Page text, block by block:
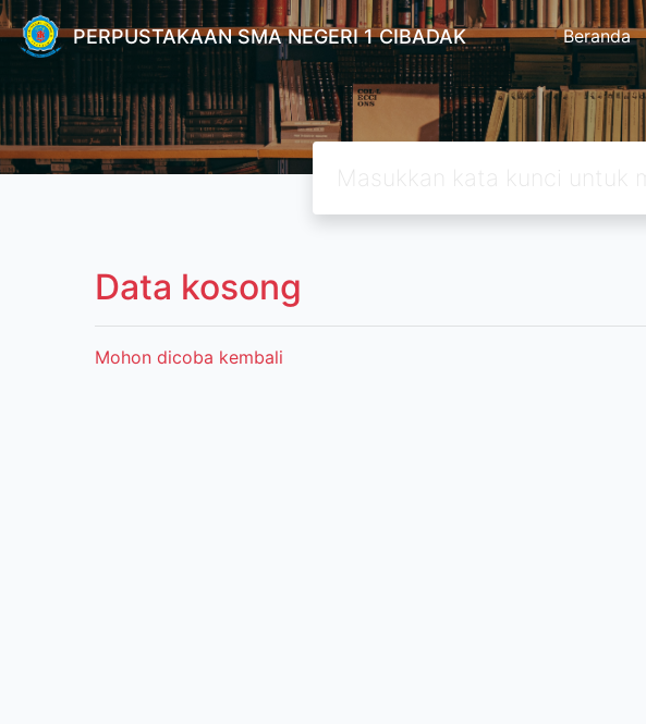
PERPUSTAKAAN SMA NEGERI 1 CIBADAK Beranda
Data kosong
Mohon dicoba kembali